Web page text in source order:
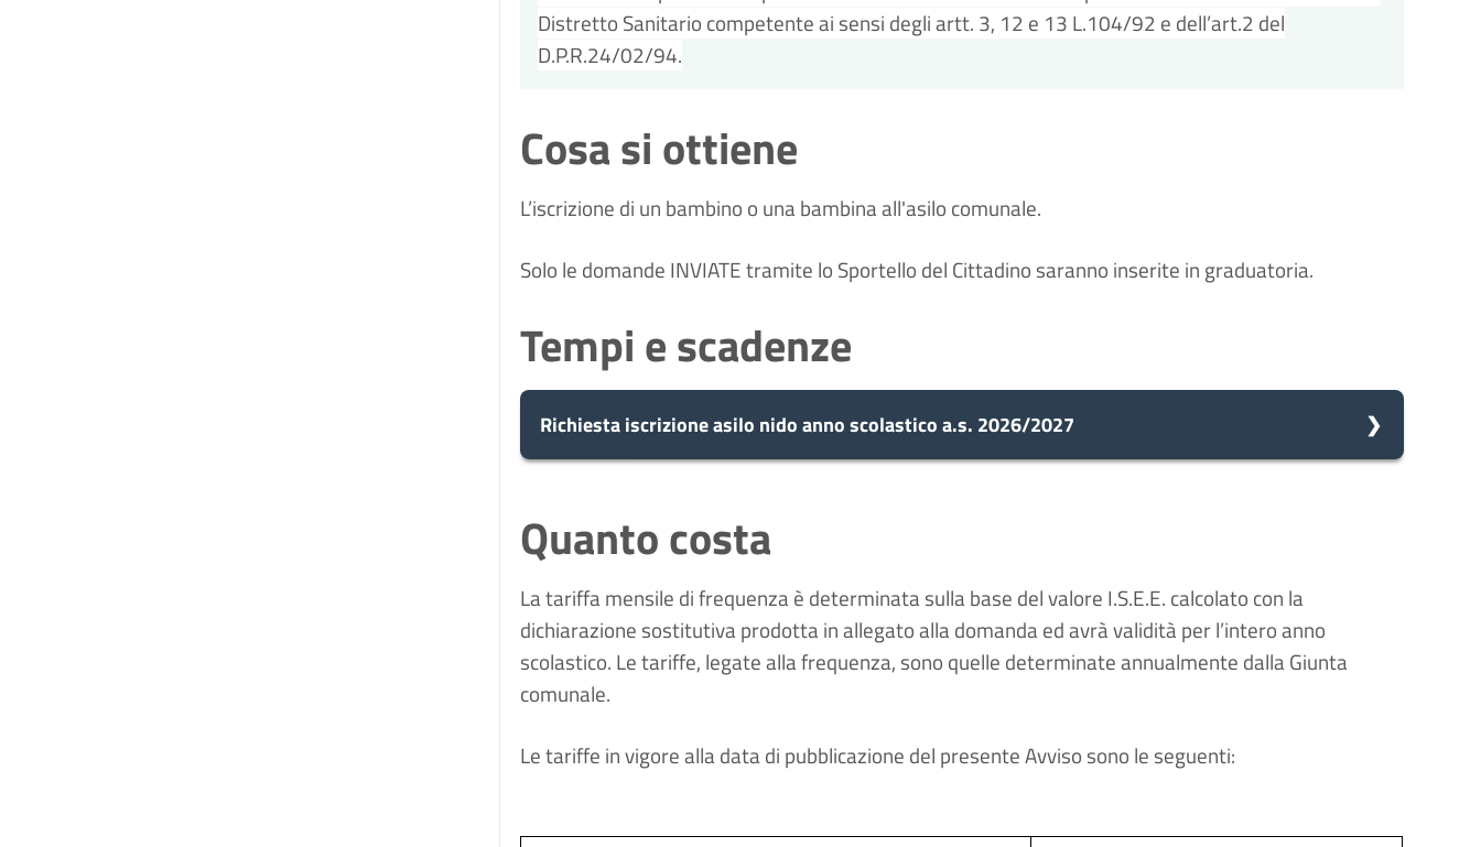
Distretto Sanitario competente ai sensi degli artt. 3, 12 e 13 L.104/92 e dell’art.2 del
D.P.R.24/02/94.
Cosa si ottiene
L’iscrizione di un bambino o una bambina all'asilo comunale.
Solo le domande INVIATE tramite lo Sportello del Cittadino saranno inserite in graduatoria.
Tempi e scadenze
Richiesta iscrizione asilo nido anno scolastico a.s. 2026/2027
giorni
Dopo aver presentato la tua richiesta, il comune avvia il procedimento e prenderà in carico la
tua domanda in 5 giorni.
10
giorni
Eventuale richiesta di integrazioni
30 Conclusione del procedimento
Quanto costa
La tariffa mensile di frequenza è determinata sulla base del valore I.S.E.E. calcolato con la
dichiarazione sostitutiva prodotta in allegato alla domanda ed avrà validità per l’intero anno
scolastico. Le tariffe, legate alla frequenza, sono quelle determinate annualmente dalla Giunta
comunale.
Le tariffe in vigore alla data di pubblicazione del presenteAvviso sono le seguenti: